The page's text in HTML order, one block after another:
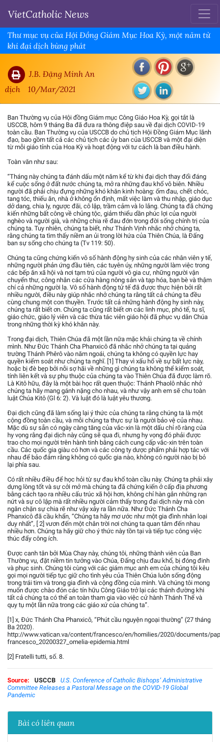
VietCatholic News
Thư mục vụ của Hội Đồng Giám Mục Hoa Kỳ, một năm từ
khi đại dịch bùng phát
J.B. Đặng Minh An
dịch
10/Mar/2021
Ban Thường vụ của Hội đồng Giám mục Công Giáo Hoa Kỳ, gọi tắt là
USCCB, hôm 9 tháng Ba đã đưa ra thông điệp sau về đại dịch COVID-19
toàn cầu. Ban Thường vụ của USCCB do chủ tịch Hội Đồng Giám Mục lãnh
đạo, bao gồm tất cả các chủ tịch các ủy ban của USCCB và một đại diện
từ mỗi giáo tỉnh của Hoa Kỳ và hoạt động với tư cách là ban điều hành.
Toàn văn như sau:
“Tháng này chúng ta đánh dấu một năm kể từ khi đại dịch thay đổi đáng
kể cuộc sống ở đất nước chúng ta, mở ra những đau khổ vô biên. Nhiều
người đã phải chịu đựng những khó khăn kinh hoàng: ốm đau, chết chóc,
tang tóc, thiếu ăn, nhà ở không ổn định, mất việc làm và thu nhập, giáo dục
dở dang, chia ly, ngược đãi, cô lập, trầm cảm và lo lắng. Chúng ta đã chứng
kiến những bất công về chủng tộc, giảm thiểu dần phúc lợi của người
nghèo và người già, và những chia rẽ đau đớn trong đời sống chính trị của
chúng ta. Tuy nhiên, chúng ta biết, như Thánh Vịnh nhắc nhở chúng ta,
rằng chúng ta tìm thấy niềm an ủi trong lời hứa của Thiên Chúa, là Đấng
ban sự sống cho chúng ta (Tv 119: 50).
Chúng ta cũng chứng kiến vô số hành động hy sinh của các nhân viên y tế,
những người phản ứng đầu tiên, các tuyên úy, những người làm việc trong
các bếp ăn xã hội và nơi tạm trú của người vô gia cư, những người vận
chuyển thư, công nhân các cửa hàng nông sản và tạp hóa, bạn bè và thậm
chí cả những người lạ. Vô số hành động tử tế đã được thực hiện bởi rất
nhiều người, điều này giúp nhắc nhở chúng ta rằng tất cả chúng ta đều
cùng chung một con thuyền. Trước tất cả những hành động hy sinh này,
chúng ta rất biết ơn. Chúng ta cũng rất biết ơn các linh mục, phó tế, tu sĩ,
giáo chức, giáo lý viên và các thừa tác viên giáo hội đã phục vụ dân Chúa
trong những thời kỳ khó khăn này.
Trong đại dịch, Thiên Chúa đã một lần nữa mặc khải chúng ta về chính
mình. Như Đức Thánh Cha Phanxicô đã nhắc nhở chúng ta tại quảng
trường Thánh Phêrô vào năm ngoái, chúng ta không có quyền lực hay
quyền kiểm soát như chúng ta nghĩ. [1] Thay vì xấu hổ về sự bất lực này,
hoặc bị đè bẹp bởi nỗi sợ hãi về những gì chúng ta không thể kiểm soát,
tính liên kết và sự phụ thuộc của chúng ta vào Thiên Chúa đã được làm rõ.
Là Kitô hữu, đây là một bài học rất quen thuộc: Thánh Phaolô nhắc nhở
chúng ta hãy mang gánh nặng cho nhau, và như vậy anh em sẽ chu toàn
luật Chúa Kitô (Gl 6: 2). Và luật đó là luật yêu thương.
Đại dịch cũng đã làm sống lại ý thức của chúng ta rằng chúng ta là một
cộng đồng toàn cầu, và mỗi chúng ta thực sự là người bảo vệ của nhau.
Mặc dù sự sẵn có ngày càng tăng của vắc-xin là một dấu chỉ rõ ràng của
hy vọng rằng đại dịch này cũng sẽ qua đi, nhưng hy vọng đó phải được
trao cho mọi người trên hành tinh bằng cách cung cấp vắc-xin trên toàn
cầu. Các quốc gia giàu có hơn và các công ty dược phẩm phải hợp tác với
nhau để bảo đảm rằng không có quốc gia nào, không có người nào bị bỏ
lại phía sau.
Có rất nhiều điều để học hỏi từ sự đau khổ toàn cầu này. Chúng ta phải xây
dựng lòng tốt và sự cởi mở mà chúng ta đã chứng kiến ở cấp địa phương
bằng cách tạo ra nhiều cấu trúc xã hội hơn, không chỉ hàn gắn những rạn
nứt và sự cô lập mà rất nhiều người cảm thấy trong đại dịch này mà còn
ngăn chặn sự chia rẽ như vậy xảy ra lần nữa. Như Đức Thánh Cha
Phanxicô đã cầu khẩn, “Chúng ta hãy mơ ước như một gia đình nhân loại
duy nhất”, [ 2] vươn đến một chân trời nơi chúng ta quan tâm đến nhau
nhiều hơn. Chúng ta hãy giữ cho ý thức này tồn tại và tiếp tục công việc
thúc đẩy công ích.
Được canh tân bởi Mùa Chay này, chúng tôi, những thành viên của Ban
Thường vụ, đặt niềm tin tưởng vào Chúa, Đấng chịu đau khổ, bị đóng đinh
và phục sinh. Chúng tôi cùng với các giám mục anh em của chúng tôi kêu
gọi mọi người tiếp tục giữ cho tình yêu của Thiên Chúa luôn sống động
trong trái tim và trong gia đình và cộng đồng của mình. Và chúng tôi mong
muốn được chào đón các tín hữu Công Giáo trở lại các thánh đường khi
tất cả chúng ta có thể an toàn tham gia vào việc cử hành Thánh Thể và
quy tụ một lần nữa trong các giáo xứ của chúng ta”.
[1] x, Đức Thánh Cha Phanxicô, “Phút cầu nguyện ngoại thường” (27 tháng
Ba 2020).
http://www.vatican.va/content/francesco/en/homilies/2020/documents/
francesco_20200327_omelia-epidemia.html
[2] Fratelli tutti, số. 8.
Source: USCCB
U.S. Conference of Catholic Bishops’ Administrative
Committee Releases a Pastoral Message on the COVID-19 Global
Pandemic
Bài có liên quan